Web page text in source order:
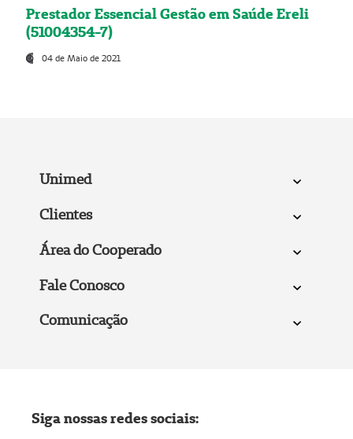
Prestador Essencial Gestão em Saúde Ereli
(51004354-7)
04 de Maio de 2021
Unimed
Clientes
Área do Cooperado
Fale Conosco
Comunicação
Siga nossas redes sociais: